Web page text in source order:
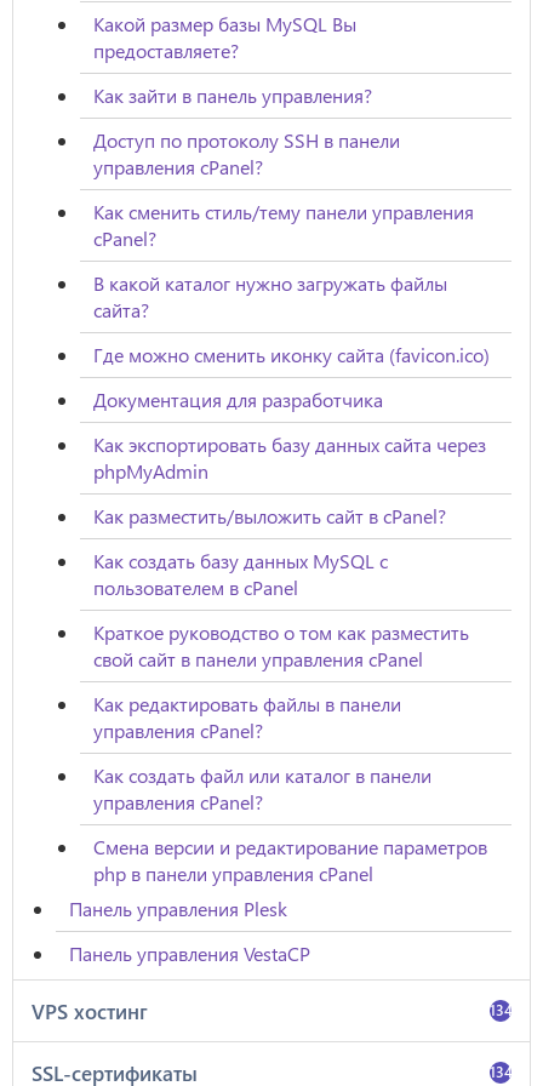
Какой размер базы MySQL Вы
предоставляете?
Как зайти в панель управления?
Доступ по протоколу SSH в панели
управления cPanel?
Как сменить стиль/тему панели управления
cPanel?
В какой каталог нужно загружать файлы
сайта?
Где можно сменить иконку сайта (favicon.ico)
Документация для разработчика
Как экспортировать базу данных сайта через
phpMyAdmin
Как разместить/выложить сайт в cPanel?
Как создать базу данных MySQL с
пользователем в cPanel
Краткое руководство о том как разместить
свой сайт в панели управления cPanel
Как редактировать файлы в панели
управления cPanel?
Как создать файл или каталог в панели
управления cPanel?
Смена версии и редактирование параметров
php в панели управления cPanel
Панель управления Plesk
Панель управления VestaCP
VPS хостинг 134
SSL-сертификаты 134